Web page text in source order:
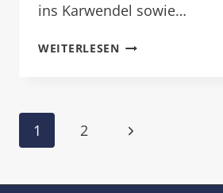
ins Karwendel sowie…
WEITERLESENHARRY
WEEK
Seitennavigation
1 2
Nächste